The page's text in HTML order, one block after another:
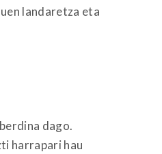
landaretza eta
dago.
harrapari hau